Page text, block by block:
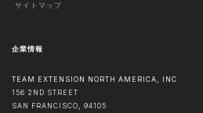
サイトマップ
企業情報
TEAM EXTENSION NORTH AMERICA, INC
156 2ND STREET
SAN FRANCISCO, 94105